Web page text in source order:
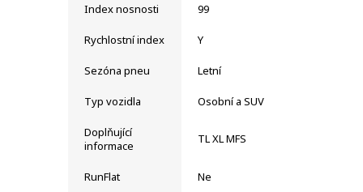
Index nosnosti 99
Rychlostní index Y
Sezóna pneu Letní
Typ vozidla Osobní a SUV
Doplňující
informace
TL XL MFS
RunFlat Ne